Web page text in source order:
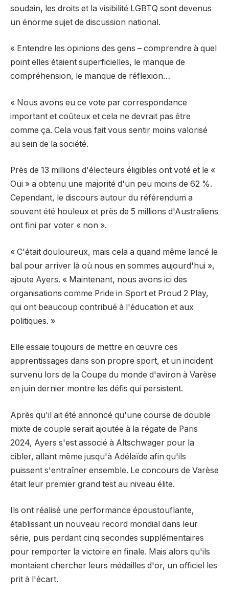
soudain, les droits et la visibilité LGBTQ sont devenus
un énorme sujet de discussion national.
« Entendre les opinions des gens – comprendre à quel
point elles étaient superficielles, le manque de
compréhension, le manque de réflexion…
« Nous avons eu ce vote par correspondance
important et coûteux et cela ne devrait pas être
comme ça. Cela vous fait vous sentir moins valorisé
au sein de la société.
Près de 13 millions d'électeurs éligibles ont voté et le «
Oui » a obtenu une majorité d'un peu moins de 62 %.
Cependant, le discours autour du référendum a
souvent été houleux et près de 5 millions d'Australiens
ont fini par voter « non ».
« C'était douloureux, mais cela a quand même lancé le
bal pour arriver là où nous en sommes aujourd'hui »,
ajoute Ayers. « Maintenant, nous avons ici des
organisations comme Pride in Sport et Proud 2 Play,
qui ont beaucoup contribué à l'éducation et aux
politiques. »
Elle essaie toujours de mettre en œuvre ces
apprentissages dans son propre sport, et un incident
survenu lors de la Coupe du monde d'aviron à Varèse
en juin dernier montre les défis qui persistent.
Après qu'il ait été annoncé qu'une course de double
mixte de couple serait ajoutée à la régate de Paris
2024, Ayers s'est associé à Altschwager pour la
cibler, allant même jusqu'à Adélaïde afin qu'ils
puissent s'entraîner ensemble. Le concours de Varèse
était leur premier grand test au niveau élite.
Ils ont réalisé une performance époustouflante,
établissant un nouveau record mondial dans leur
série, puis perdant cinq secondes supplémentaires
pour remporter la victoire en finale. Mais alors qu'ils
montaient chercher leurs médailles d'or, un officiel les
prit à l'écart.